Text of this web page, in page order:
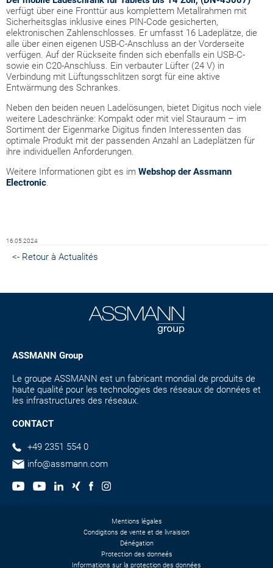
verfügt über eine Fronttür aus komplettem Metallrahmen mit
Sicherheitsglas inklusive eines PIN-Code gesicherten,
elektronischen Zahlenschlosses. Er umfasst 16 Ladeplätze, die
alle über einen eigenen USB-C-Anschluss an der Vorderseite
verfügen. Auf der Rückseite finden sich ebenfalls ein USB-C-
sowie ein C20-Anschluss. Ein verbauter Lüfter (24 V) in
Verbindung mit Lüftungsschlitzen sorgt für eine aktive
Entwärmung des Schrankes.
Neben den beiden neuen Ladelösungen, bietet Digitus noch viele
weitere Ladeschränke: Kompakt oder mit viel Stauraum – im
Sortiment der Eigenmarke Digitus finden Interessenten das
optimale Produkt mit der passenden Anzahl an Ladeplätzen für
ihre individuellen Anforderungen.
Weitere Informationen gibt es im Webshop der Assmann
Electronic.
16.05.2024
<- Retour à Actualités
ASSMANN Group
Le groupe ASSMANN est un fabricant mondial de produits de
haute qualité pour les technologies des réseaux de données et
les infrastructures des réseaux.
CONTACT
+49 2351 554 0
info@assmann.com
Mentions légales
Condigitons de vente et de livraision
Dénégation
Protection des donneés
Informations sur la protection des données